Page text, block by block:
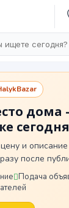
дома
сегодня
и
после
Подача